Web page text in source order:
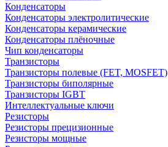
Конденсаторы
Конденсаторы электролитические
Конденсаторы керамические
Конденсаторы плёночные
Чип конденсаторы
Транзисторы
Транзисторы полевые (FET, MOSFET)
Транзисторы биполярные
Транзисторы IGBT
Интеллектуальные ключи
Резисторы
Резисторы прецизионные
Резисторы мощные